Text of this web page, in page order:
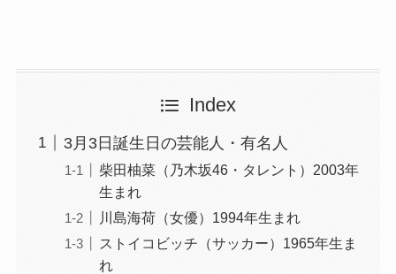
Index
3月3日誕生日の芸能人・有名人
柴田柚菜（乃木坂46・タレント）2003年
生まれ
川島海荷（女優）1994年生まれ
ストイコビッチ（サッカー）1965年生ま
れ